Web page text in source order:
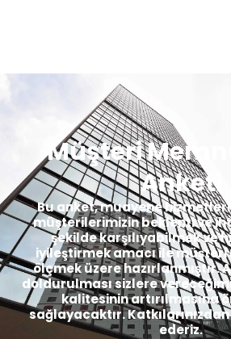
Müşteri
Anketi
Bu anket, muayene hizmetleri
müşterilerimizin beklenti ve
şekilde karşılıyabilmek ve
iyileştirmek amacı ile
ölçmek üzere hazırlanmıştır.
doldurulması sizlere
kalitesinin artırılmasına
sağlayacaktır.
ederiz.